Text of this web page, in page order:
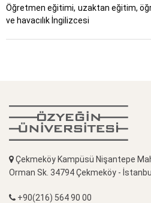
Öğretmen eğitimi, uzaktan eğitim,
ve havacılık İngilizcesi
Çekmeköy Kampüsü Nişantepe
Orman Sk. 34794 Çekmeköy - İstanbul
+90(216) 564 90 00